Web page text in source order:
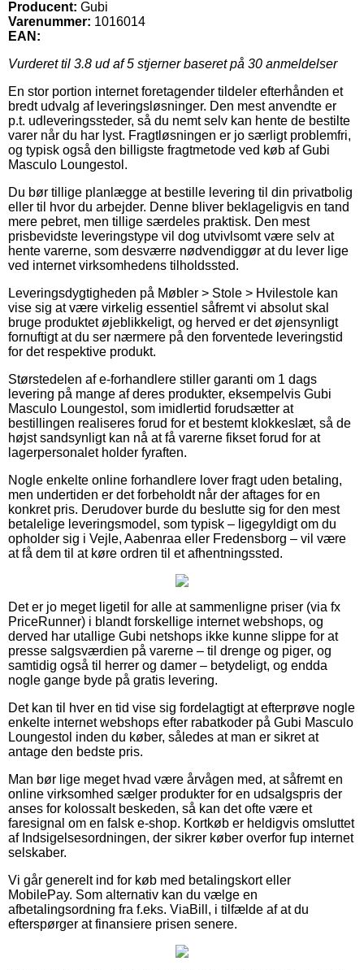
Producent: Gubi
Varenummer: 1016014
EAN:
Vurderet til 3.8 ud af 5 stjerner baseret på 30 anmeldelser
En stor portion internet foretagender tildeler efterhånden et
bredt udvalg af leveringsløsninger. Den mest anvendte er
p.t. udleveringssteder, så du nemt selv kan hente de bestilte
varer når du har lyst. Fragtløsningen er jo særligt problemfri,
og typisk også den billigste fragtmetode ved køb af Gubi
Masculo Loungestol.
Du bør tillige planlægge at bestille levering til din privatbolig
eller til hvor du arbejder. Denne bliver beklageligvis en tand
mere pebret, men tillige særdeles praktisk. Den mest
prisbevidste leveringstype vil dog utvivlsomt være selv at
hente varerne, som desværre nødvendiggør at du lever lige
ved internet virksomhedens tilholdssted.
Leveringsdygtigheden på Møbler > Stole > Hvilestole kan
vise sig at være virkelig essentiel såfremt vi absolut skal
bruge produktet øjeblikkeligt, og herved er det øjensynligt
fornuftigt at du ser nærmere på den forventede leveringstid
for det respektive produkt.
Størstedelen af e-forhandlere stiller garanti om 1 dags
levering på mange af deres produkter, eksempelvis Gubi
Masculo Loungestol, som imidlertid forudsætter at
bestillingen realiseres forud for et bestemt klokkeslæt, så de
højst sandsynligt kan nå at få varerne fikset forud for at
lagerpersonalet holder fyraften.
Nogle enkelte online forhandlere lover fragt uden betaling,
men undertiden er det forbeholdt når der aftages for en
konkret pris. Derudover burde du beslutte sig for den mest
betalelige leveringsmodel, som typisk – ligegyldigt om du
opholder sig i Vejle, Aabenraa eller Fredensborg – vil være
at få dem til at køre ordren til et afhentningssted.
Det er jo meget ligetil for alle at sammenligne priser (via fx
PriceRunner) i blandt forskellige internet webshops, og
derved har utallige Gubi netshops ikke kunne slippe for at
presse salgsværdien på varerne – til drenge og piger, og
samtidig også til herrer og damer – betydeligt, og endda
nogle gange byde på gratis levering.
Det kan til hver en tid vise sig fordelagtigt at efterprøve nogle
enkelte internet webshops efter rabatkoder på Gubi Masculo
Loungestol inden du køber, således at man er sikret at
antage den bedste pris.
Man bør lige meget hvad være årvågen med, at såfremt en
online virksomhed sælger produkter for en udsalgspris der
anses for kolossalt beskeden, så kan det ofte være et
faresignal om en falsk e-shop. Kortkøb er heldigvis omsluttet
af Indsigelsesordningen, der sikrer køber overfor fup internet
selskaber.
Vi går generelt ind for køb med betalingskort eller
MobilePay. Som alternativ kan du vælge en
afbetalingsordning fra f.eks. ViaBill, i tilfælde af at du
efterspørger at finansiere prisen senere.